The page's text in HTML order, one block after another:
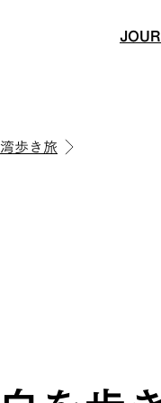
歩き旅